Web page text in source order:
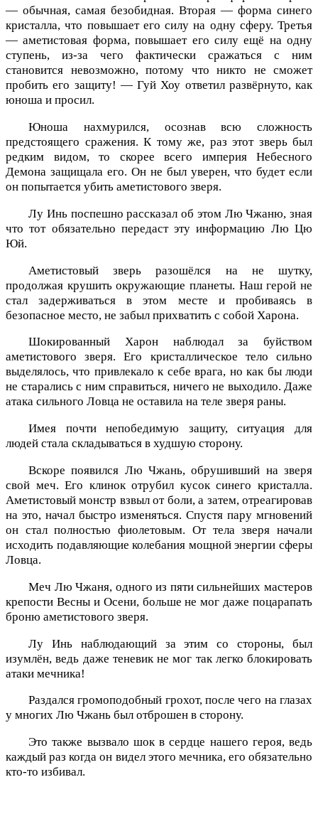
— обычная, самая безобидная. Вторая — форма синего
кристалла, что повышает его силу на одну сферу. Третья
— аметистовая форма, повышает его силу ещё на одну
ступень, из-за чего фактически сражаться с ним
становится невозможно, потому что никто не сможет
пробить его защиту! — Гуй Хоу ответил развёрнуто, как
юноша и просил.
Юноша нахмурился, осознав всю сложность
предстоящего сражения. К тому же, раз этот зверь был
редким видом, то скорее всего империя Небесного
Демона защищала его. Он не был уверен, что будет если
он попытается убить аметистового зверя.
Лу Инь поспешно рассказал об этом Лю Чжаню, зная
что тот обязательно передаст эту информацию Лю Цю
Юй.
Аметистовый зверь разошёлся на не шутку,
продолжая крушить окружающие планеты. Наш герой не
стал задерживаться в этом месте и пробиваясь в
безопасное место, не забыл прихватить с собой Харона.
Шокированный Харон наблюдал за буйством
аметистового зверя. Его кристаллическое тело сильно
выделялось, что привлекало к себе врага, но как бы люди
не старались с ним справиться, ничего не выходило. Даже
атака сильного Ловца не оставила на теле зверя раны.
Имея почти непобедимую защиту, ситуация для
людей стала складываться в худшую сторону.
Вскоре появился Лю Чжань, обрушивший на зверя
свой меч. Его клинок отрубил кусок синего кристалла.
Аметистовый монстр взвыл от боли, а затем, отреагировав
на это, начал быстро изменяться. Спустя пару мгновений
он стал полностью фиолетовым. От тела зверя начали
исходить подавляющие колебания мощной энергии сферы
Ловца.
Меч Лю Чжаня, одного из пяти сильнейших мастеров
крепости Весны и Осени, больше не мог даже поцарапать
броню аметистового зверя.
Лу Инь наблюдающий за этим со стороны, был
изумлён, ведь даже теневик не мог так легко блокировать
атаки мечника!
Раздался громоподобный грохот, после чего на глазах
у многих Лю Чжань был отброшен в сторону.
Это также вызвало шок в сердце нашего героя, ведь
каждый раз когда он видел этого мечника, его обязательно
кто-то избивал.